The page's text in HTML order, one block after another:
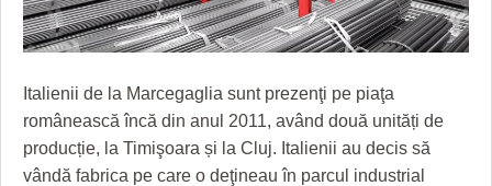
ZIARISTU’ DE TERASĂ
CU OIŞTEA-N KIERKEGAARD
FINANŢĂRI DE LA A LA Z
PE SURSE
UNDE MERGEM
FILME DOCUMENTARE
CLIPURI VIDEO
JOCURI ONLINE
ANUNŢURI
INFO SI UTILE
CULTURA
INVATAMANT
Italienii de la Marcegaglia sunt prezenţi pe piaţa
românească încă din anul 2011, având două unități de
producție, la Timişoara și la Cluj. Italienii au decis să
vândă fabrica pe care o deţineau în parcul industrial